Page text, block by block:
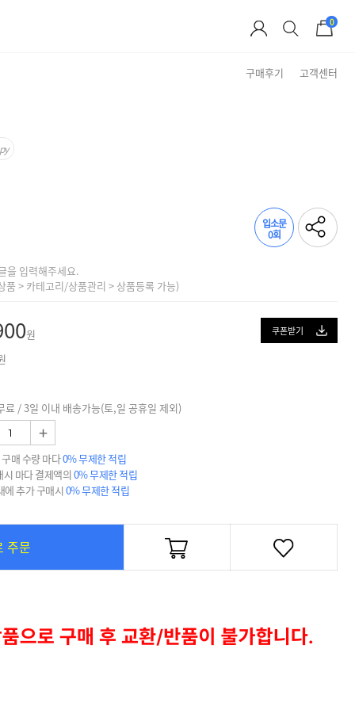
0
구매후기 고객센터
입소문
0회
을 입력해주세요.
품 > 카테고리/상품관리 > 상품등록 가능)
쿠폰받기
원
료 / 3일 이내 배송가능(토,일 공휴일 제외)
+
매 수량 마다0% 무제한 적립
시 마다 결제액의 0% 무제한 적립
에 추가 구매시0% 무제한 적립
주문